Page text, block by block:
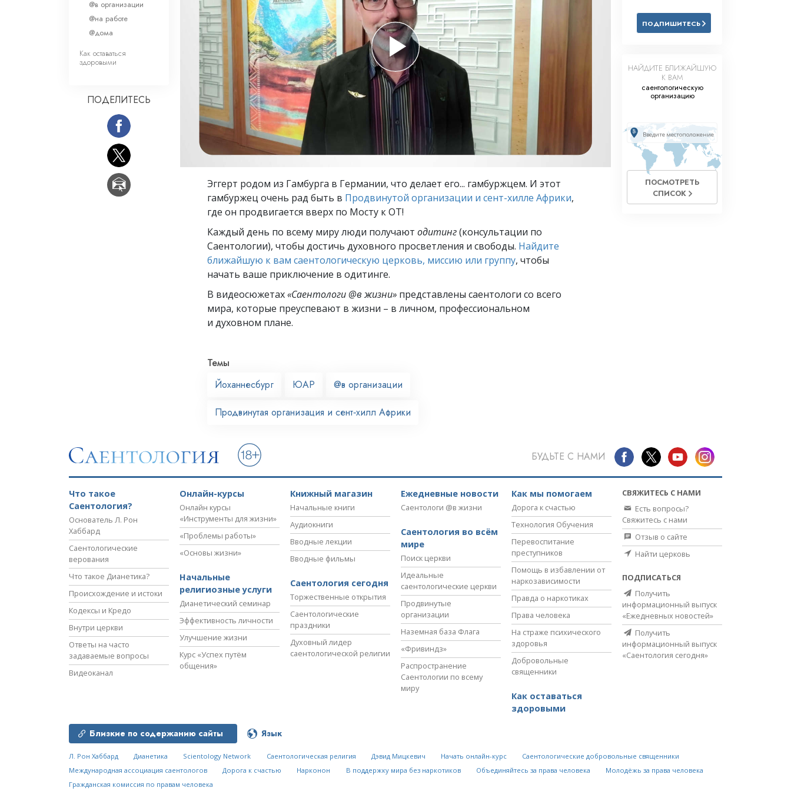
Что такое величие?
Решение проблемы наркотиков
Этика и состояния
Расследования
Основы организации
Основы связей с общественностью
Эггерт родом из Гамбурга в Германии, что делает его... гамбуржцем. И этот
гамбуржец очень рад быть в Продвинутой организации и сент-хилле Африки,
где он продвигается вверх по Мосту к ОТ!
Каждый день по всему миру люди получают одитинг(консультации по
Саентологии), чтобы достичь духовного просветления и свободы. Найдите
ближайшую к вам саентологическую церковь, миссию или группу, чтобы
начать ваше приключение в одитинге.
В видеосюжетах«Саентологи @в жизни» представлены саентологи со всего
мира, которые преуспевают в жизни – в личном, профессиональном
и духовном плане.
Темы
Йоханнесбург
ЮАР @в организации
Продвинутая организация и сент‑хилл Африки
@в организации
@на работе
@дома
Как оставаться
здоровыми
ПОДЕЛИТЕСЬ
ПОДПИШИТЕСЬ
НАЙДИТЕ БЛИЖАЙШУЮ
К ВАМ
саентологическую
организацию
ПОСМОТРЕТЬ
СПИСОК
БУДЬТЕ С НАМИ
Что такое
Саентология?
Основатель Л. Рон
Хаббард
Саентологические
верования
Что такое Дианетика?
Происхождение и истоки
Кодексы и Кредо
Внутри церкви
Ответы на часто
задаваемые вопросы
Видеоканал
Онлайн-курсы
Онлайн курсы
«Инструменты для жизни»
«Проблемы работы»
«Основы жизни»
Начальные
религиозные услуги
Дианетический семинар
Эффективность личности
Улучшение жизни
Курс «Успех путём
общения»
Книжный магазин
Начальные книги
Аудиокниги
Вводные лекции
Вводные фильмы
Саентология сегодня
Торжественные открытия
Саентологические
праздники
Духовный лидер
саентологической религии
Ежедневные новости
Саентологи @в жизни
Саентология во всём
мире
Поиск церкви
Идеальные
саентологические церкви
Продвинутые
организации
Наземная база Флага
«Фривиндз»
Распространение
Саентологии по всему
миру
Как мы помогаем
Дорога к счастью
Технология Обучения
Перевоспитание
преступников
Помощь в избавлении от
наркозависимости
Правда о наркотиках
Права человека
На страже психического
здоровья
Добровольные
священники
Как оставаться
здоровыми
СВЯЖИТЕСЬ С НАМИ
Есть вопросы?
Свяжитесь с нами
Отзыв о сайте
Найти церковь
ПОДПИСАТЬСЯ
Получить
информационный выпуск
«Ежедневных новостей»
Получить
информационный выпуск
«Саентология сегодня»
Близкие по содержанию сайты Язык
Л. Рон Хаббард Дианетика Scientology Network Саентологическая религия Дэвид Мицкевич Начать онлайн-курс
Саентологические добровольные священники
Международная ассоциация саентологов
Дорога к счастью Нарконон В поддержку мира без наркотиков Объединяйтесь за права человека
Молодёжь за права человека
Гражданская комиссия по правам человека